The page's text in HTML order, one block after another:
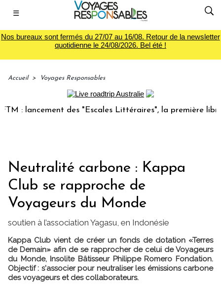
☰
Nos bureaux sont fermés du 27/07 au 16/08. Retour de la newsletter
quotidienne le 24/08/2026. Bel été !
Accueil > Voyages Responsables
lancement des "Escales Littéraires", la première librairie
Neutralité carbone : Kappa
Club se rapproche de
Voyageurs du Monde
soutien à l’association Yagasu, en Indonésie
Kappa Club vient de créer un fonds de dotation «Terres
de Demain» afin de se rapprocher de celui de Voyageurs
du Monde, Insolite Bâtisseur Philippe Romero Fondation.
Objectif : s'associer pour neutraliser les émissions carbone
des voyageurs et des collaborateurs.